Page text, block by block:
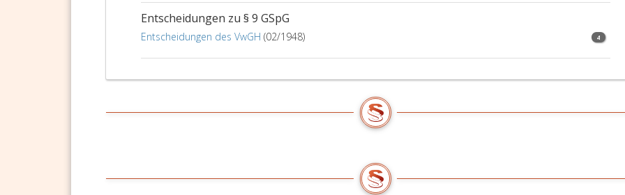
Entscheidungen zu § 9 GSpG
Entscheidungen des VwGH (02/1948) 4